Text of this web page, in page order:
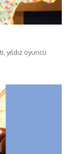
yıldız oyuncu